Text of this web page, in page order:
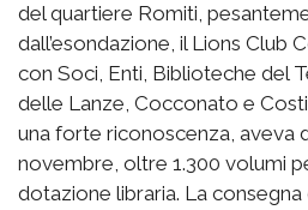
del quartiere Romiti,
dall’esondazione, il Lions Club
con Soci, Enti, Biblioteche del
delle Lanze, Cocconato e
una forte riconoscenza, aveva
novembre, oltre 1.300 volumi
dotazione libraria. La consegna